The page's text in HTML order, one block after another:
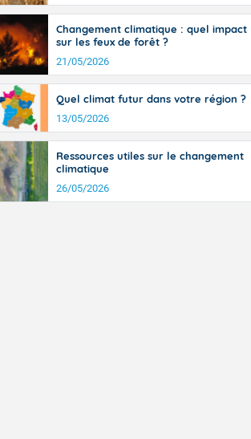
Aquitaine,
de-
sont
sont
un peu
du pays en
Des
le Jura et
de
et
sur le
en
h. Côté
entre
en Anjou.
pointes
Changement climatique : quel impact
sur les feux de forêt ?
21/05/2026
Quel climat futur dans votre région ?
13/05/2026
Ressources utiles sur le changement
climatique
26/05/2026